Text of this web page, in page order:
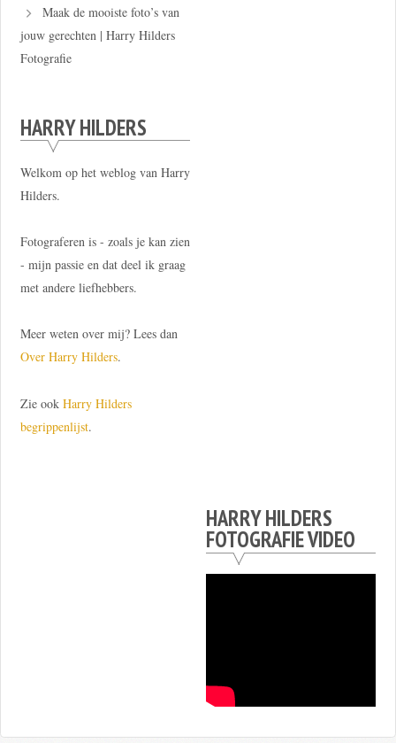
Maak de mooiste foto’s van
jouw gerechten | Harry Hilders
Fotografie
HARRY HILDERS
Welkom op het weblog van Harry
Hilders.
Fotograferen is - zoals je kan zien
- mijn passie en dat deel ik graag
met andere liefhebbers.
Meer weten over mij? Lees dan
Over Harry Hilders.
Zie ook Harry Hilders
begrippenlijst.
HARRY HILDERS
FOTOGRAFIE VIDEO